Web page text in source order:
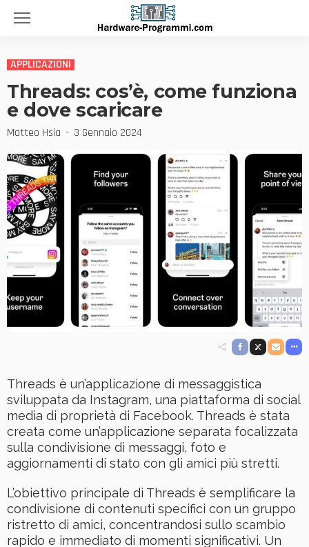
APPLICAZIONI
Threads: cos’è, come funziona
e dove scaricare
Matteo Hsia 3 Gennaio 2024
Threads è un’applicazione di messaggistica
sviluppata da Instagram, una piattaforma di social
media di proprietà di Facebook. Threads è stata
creata come un’applicazione separata focalizzata
sulla condivisione di messaggi, foto e
aggiornamenti di stato con gli amici più stretti.
L’obiettivo principale di Threads è semplificare la
condivisione di contenuti specifici con un gruppo
ristretto di amici, concentrandosi sullo scambio
rapido e immediato di momenti significativi. Un